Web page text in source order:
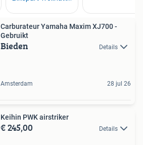
Carburateur Yamaha Maxim XJ700 -
Gebruikt
Bieden Details
Amsterdam 28 jul 26
Keihin PWK airstriker
€ 245,00 Details